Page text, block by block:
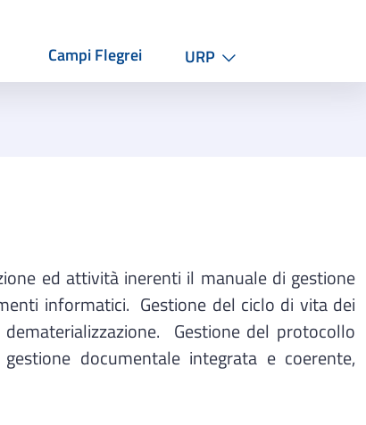
Campi Flegrei URP
ed attività inerenti il manuale di gestione
informatici. Gestione del ciclo di vita dei
Gestione del protocollo
documentale integrata e coerente,